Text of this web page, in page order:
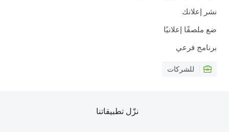
نشر إعلانك
ضع ملصقًا إعلانيًا
برنامج فرعي
للشركات
نزّل تطبيقاتنا